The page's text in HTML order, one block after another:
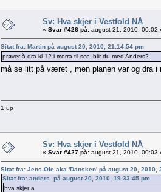
Sv: Hva skjer i Vestfold NÅ
« Svar #426 på: august 21, 2010,
Sitat fra: Martin på august 20, 2010, 21:14:54 pm
prøver å dra kl 12 i morra til scc. blir du med Anders?
må se litt på været , men planen var og dra
1 up
Sv: Hva skjer i Vestfold NÅ
« Svar #427 på: august 21, 2010,
Sitat fra: Jens-Ole aka 'Dansken' på august 20, 2010,
Sitat fra: anders. på august 20, 2010, 19:33:45 pm
hva skjer a